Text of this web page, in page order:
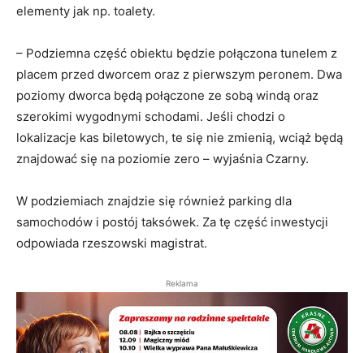
elementy jak np. toalety.
– Podziemna część obiektu będzie połączona tunelem z
placem przed dworcem oraz z pierwszym peronem. Dwa
poziomy dworca będą połączone ze sobą windą oraz
szerokimi wygodnymi schodami. Jeśli chodzi o
lokalizacje kas biletowych, te się nie zmienią, wciąż będą
znajdować się na poziomie zero – wyjaśnia Czarny.
W podziemiach znajdzie się również parking dla
samochodów i postój taksówek. Za tę część inwestycji
odpowiada rzeszowski magistrat.
Reklama